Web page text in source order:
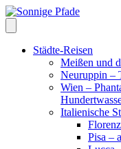
Skip
to
content
Städte-Reisen
Meißen und
Neuruppin –
Wien –
Italienische
Pisa –